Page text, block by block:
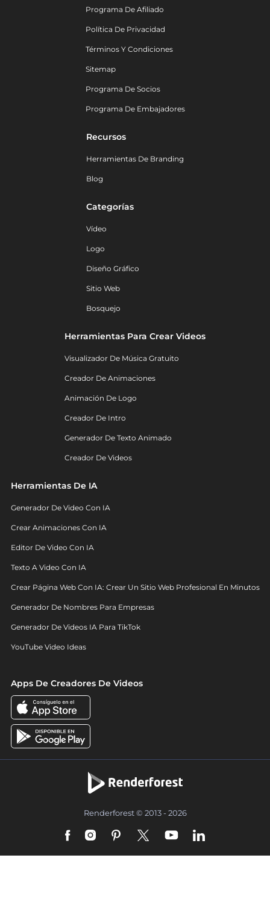
Programa De Afiliado
Política De Privacidad
Términos Y Condiciones
Sitemap
Programa De Socios
Programa De Embajadores
Recursos
Herramientas De Branding
Blog
Categorías
Vídeo
Logo
Diseño Gráfico
Sitio Web
Bosquejo
Herramientas Para Crear Videos
Visualizador De Música Gratuito
Creador De Animaciones
Animación De Logo
Creador De Intro
Generador De Texto Animado
Creador De Videos
Herramientas De IA
Generador De Video Con IA
Crear Animaciones Con IA
Editor De Video Con IA
Texto A Video Con IA
Crear Página Web Con IA: Crear Un Sitio Web Profesional En Minutos
Generador De Nombres Para Empresas
Generador De Videos IA Para TikTok
YouTube Video Ideas
Apps De Creadores De Videos
Renderforest © 2013 - 2026